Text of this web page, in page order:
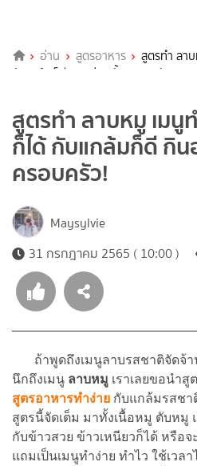
อ่าน สูตรอาหาร
สูตรทำ ลา
กับแกล้มก็ดี กินอร่อยทั้งครอบครัว!
สูตรทำ ลาบหมู เมนู
ก็ได้ กับแกล้มก็ดี กิ
ครอบครัว!
Maysylvie
31 กรกฎาคม 2565 ( 10:00 )
ถ้าพูดถึงเมนูลาบรสชาติจัดจ้า
นึกถึงเมนู ลาบหมู เราเลยขอนำสู
สูตรอาหารทำง่าย กับแกล้มรสชา
สูตรนี้จัดเต็ม มาทั้งเนื้อหมู ตับหมู
กับข้าวสวย ข้าวเหนียวก็ได้ หรือ
แถมเป็นเมนูทำง่าย ทำไว ใช้เวล